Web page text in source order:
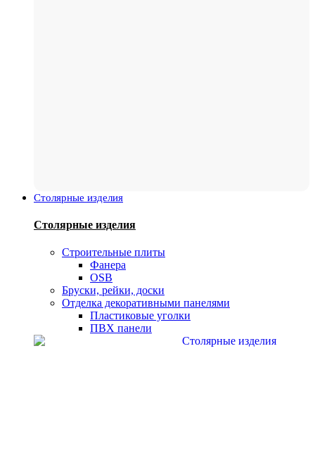
Столярные изделия
Столярные изделия
Строительные плиты
Фанера
OSB
Бруски, рейки, доски
Отделка декоративными панелями
Пластиковые уголки
ПВХ панели